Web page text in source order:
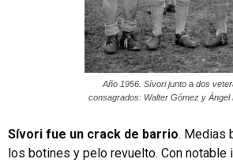
Año 1956. Sívori junto a dos
consagrados: Walter Gómez y Ángel
Sívori fue un crack de barrio. Medias
los botines y pelo revuelto. Con notable